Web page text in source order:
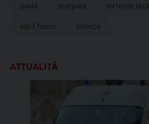
pavia scarpata torrente
vigili fuoco zinasco
ATTUALITÀ